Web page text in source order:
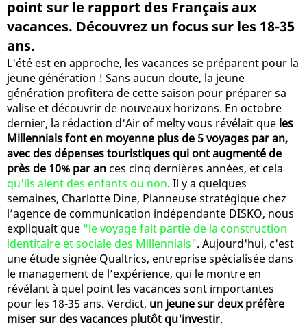
point sur le rapport des Français aux
vacances. Découvrez un focus sur les 18-35
ans.
L'été est en approche, les vacances se préparent pour la
jeune génération ! Sans aucun doute, la jeune
génération profitera de cette saison pour préparer sa
valise et découvrir de nouveaux horizons. En octobre
dernier, la rédaction d'Air of melty vous révélait que les
Millennials font en moyenne plus de 5 voyages par an,
avec des dépenses touristiques qui ont augmenté de
près de 10% par ances cinq dernières années, et cela
qu'ils aient des enfants ou non. Il y a quelques
semaines, Charlotte Dine, Planneuse stratégique chez
l’agence de communication indépendante DISKO, nous
expliquait que "le voyage fait partie de la construction
identitaire et sociale des Millennials". Aujourd'hui, c'est
une étude signée Qualtrics, entreprise spécialisée dans
le management de l’expérience, qui le montre en
révélant à quel point les vacances sont importantes
pour les 18-35 ans. Verdict, un jeune sur deux préfère
miser sur des vacances plutôt qu'investir.